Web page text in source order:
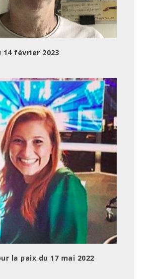
14 février 2023
la paix du 17 mai 2022